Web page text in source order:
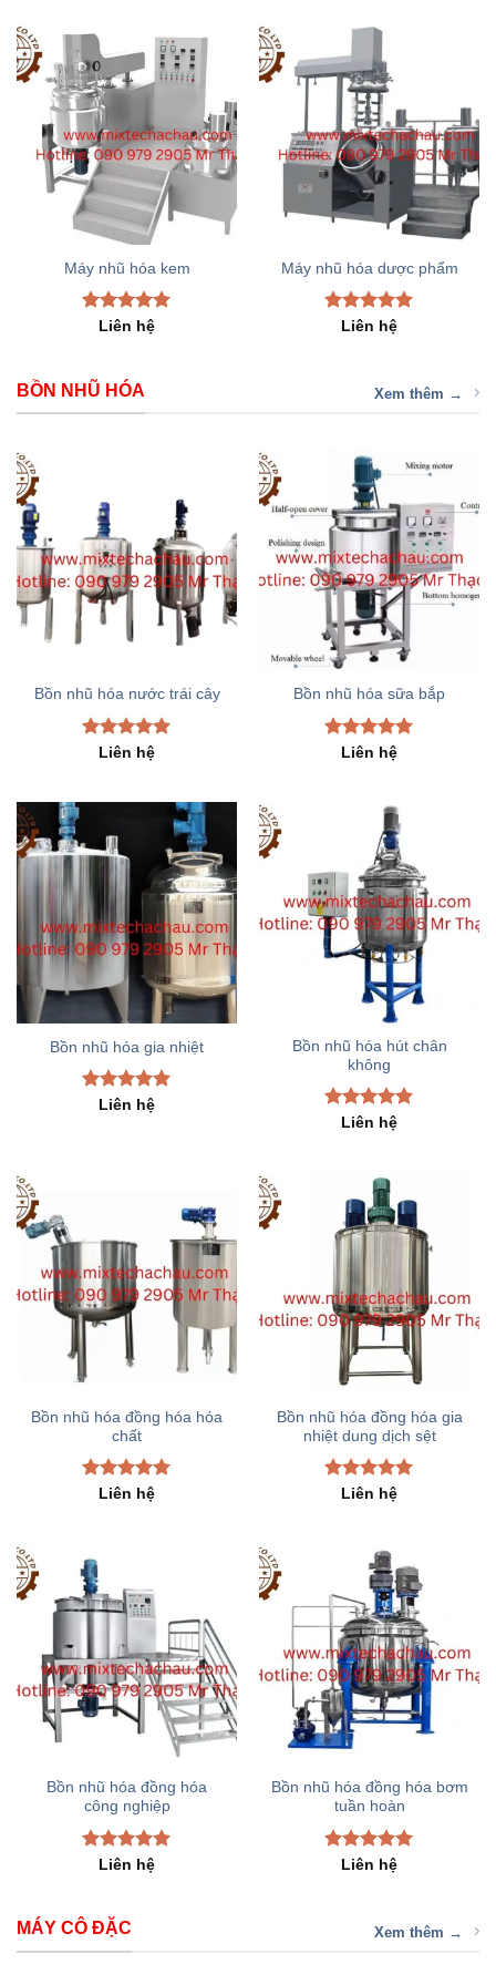
Máy nhũ hóa kem
Rated 5.00
Liên hệ
Máy nhũ hóa dược phẩm
Rated 5.00
Liên hệ
BỒN NHŨ HÓA Xem thêm →
Bồn nhũ hóa nước trái cây
Rated 5.00
Liên hệ
Bồn nhũ hóa sữa bắp
Rated 5.00
Liên hệ
Bồn nhũ hóa gia nhiệt
Rated 5.00
Liên hệ
Bồn nhũ hóa hút chân
không
Rated 5.00
Liên hệ
Bồn nhũ hóa đồng hóa hóa
chất
Rated 5.00
Liên hệ
Bồn nhũ hóa đồng hóa gia
nhiệt dung dịch sệt
Rated 5.00
Liên hệ
Bồn nhũ hóa đồng hóa
công nghiệp
Rated 5.00
Liên hệ
Bồn nhũ hóa đồng hóa bơm
tuần hoàn
Rated 5.00
Liên hệ
MÁY CÔ ĐẶC Xem thêm →